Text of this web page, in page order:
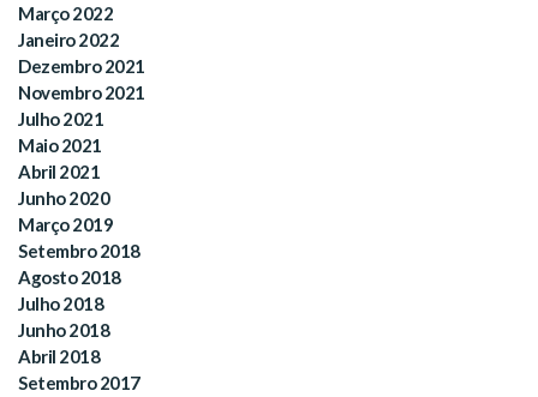
Março 2022
Janeiro 2022
Dezembro 2021
Novembro 2021
Julho 2021
Maio 2021
Abril 2021
Junho 2020
Março 2019
Setembro 2018
Agosto 2018
Julho 2018
Junho 2018
Abril 2018
Setembro 2017